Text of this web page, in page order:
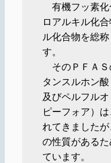
有機フッ素化
ロアルキル化
ル化合物を総
す。
そのＰＦＡＳ
タンスルホン
及びペルフル
ピーフォア）
れてきました
の性質がある
ています。